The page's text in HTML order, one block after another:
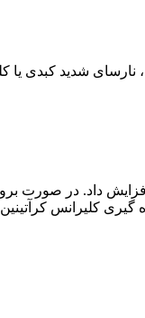
نارسای شدید کبدی